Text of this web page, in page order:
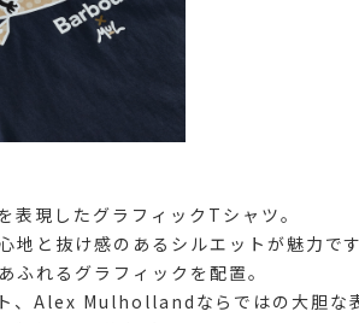
表現したグラフィックTシャツ。
と抜け感のあるシルエットが魅力です
ふれるグラフィックを配置。
、Alex Mulhollandならではの大胆な